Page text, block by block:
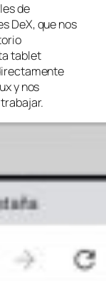
de
DeX, que nos
tablet
y nos